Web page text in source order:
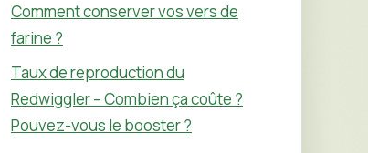
Comment conserver vos vers de
farine ?
Taux de reproduction du
Redwiggler – Combien ça coûte ?
Pouvez-vous le booster ?